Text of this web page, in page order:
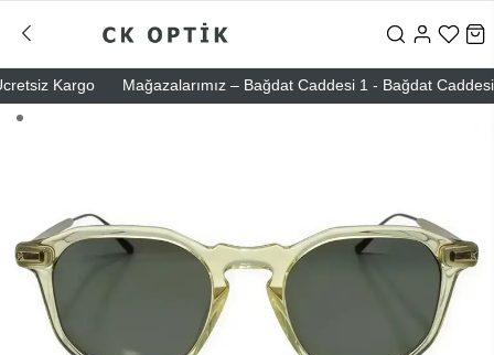
Kargo Mağazalarımız – Bağdat Caddesi 1 - Bağdat Caddesi